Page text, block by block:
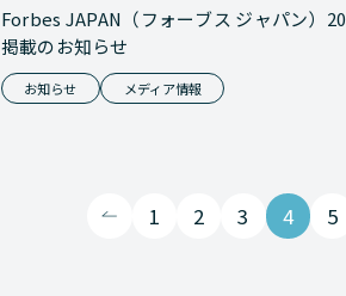
Forbes JAPAN（フォーブス ジャパン）
掲載のお知らせ
お知らせ メディア情報
1 2 3 4 5